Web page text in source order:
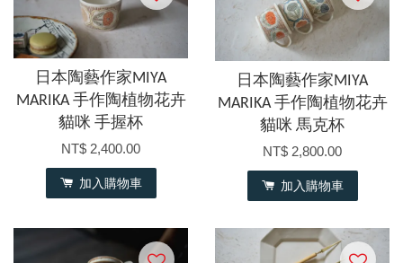
日本陶藝作家MIYA
MARIKA 手作陶植物花卉
貓咪 手握杯
NT$ 2,400.00
加入購物車
日本陶藝作家MIYA
MARIKA 手作陶植物花卉
貓咪 馬克杯
NT$ 2,800.00
加入購物車